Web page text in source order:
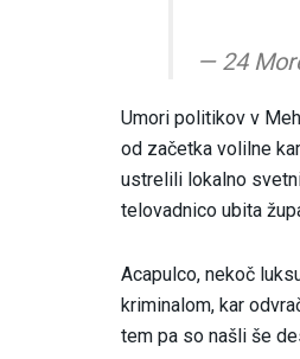
— 24
Umori politikov v
od začetka volilne
ustrelili lokalno
telovadnico ubita
Acapulco, nekoč
kriminalom, kar
tem pa so našli še